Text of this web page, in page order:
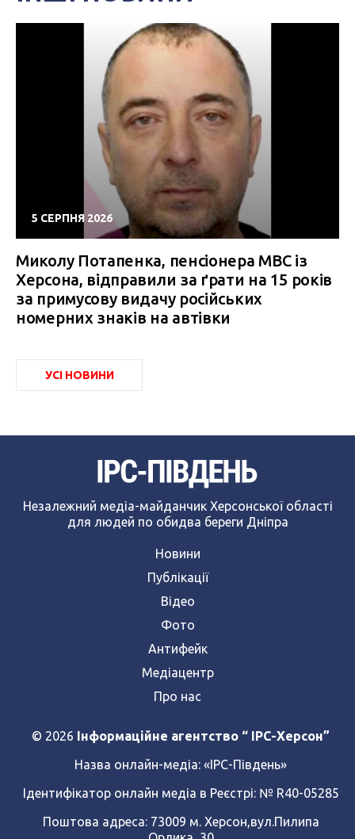
5 СЕРПНЯ 2026
Миколу Потапенка, пенсіонера МВС із
Херсона, відправили за ґрати на 15 років
за примусову видачу російських
номерних знаків на автівки
УСІ НОВИНИ
Незалежний медіа-майданчик Херсонської області
для людей по обидва береги Дніпра
Новини
Публікації
Відео
Фото
Антифейк
Медіацентр
Про нас
© 2026
Інформаційне агентство “ IPC-Херсон”
Назва онлайн-медіа: «ІРС-Південь»
Ідентифікатор онлайн медіа в Реєстрі: № R40-05285
Поштова адреса: 73009 м. Херсон,вул.Пилипа